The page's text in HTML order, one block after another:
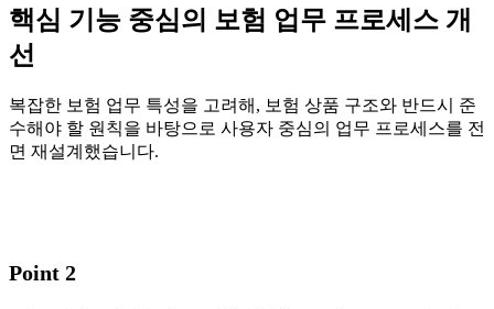
핵심 기능 중심의 보험 업무 프로세스 개
선
복잡한 보험 업무 특성을 고려해, 보험 상품 구조와 반드시 준
수해야 할 원칙을 바탕으로 사용자 중심의 업무 프로세스를 전
면 재설계했습니다.
Point 2